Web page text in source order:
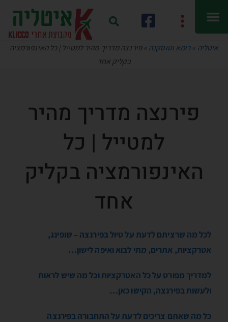
איטליה »רומא וטוסקנה »פירנצה מדריך מהיר למטייל | כל האינפורמציה
בקליק אחד
פירנצה מדריך מהיר
למטייל | כל
האינפורמציה בקליק
אחד
לכל מה שרציתם לדעת על טיול בפירנצה – שופינג,
אטרקציות, אתרים, מתי לבוא ואיפה לישון…
למדריך מפורט על כל האטרקציות וכל מה שיש לראות
ולעשות בפירנצה, הקישו כאן…
כל מה שאתם צריכים לדעת על התחבורה בפירנצה